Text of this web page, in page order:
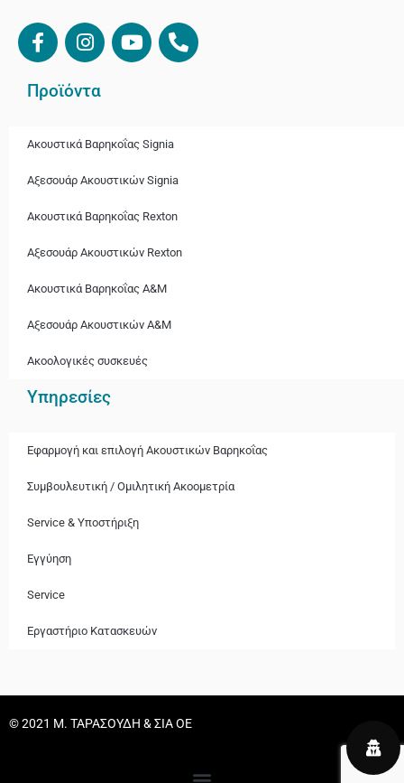
Προϊόντα
Ακουστικά Βαρηκοΐας Signia
Αξεσουάρ Ακουστικών Signia
Ακουστικά Bαρηκοΐας Rexton
Αξεσουάρ Ακουστικών Rexton
Ακουστικά Βαρηκοΐας A&M
Αξεσουάρ Ακουστικών A&M
Ακοολογικές συσκευές
Υπηρεσίες
Εφαρμογή και επιλογή Ακουστικών Βαρηκοΐας
Συμβουλευτική / Ομιλητική Ακοομετρία
Service & Υποστήριξη
Εγγύηση
Service
Εργαστήριο Κατασκευών
© 2021 Μ. ΤΑΡΑΣΟΥΔΗ & ΣΙΑ ΟΕ